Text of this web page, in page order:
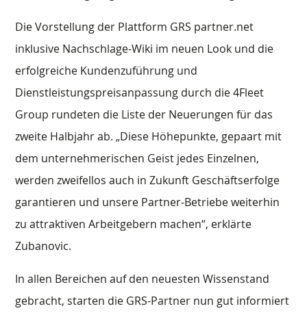
Die Vorstellung der Plattform GRS partner.net
inklusive Nachschlage-Wiki im neuen Look und die
erfolgreiche Kundenzuführung und
Dienstleistungspreisanpassung durch die 4Fleet
Group rundeten die Liste der Neuerungen für das
zweite Halbjahr ab. „Diese Höhepunkte, gepaart mit
dem unternehmerischen Geist jedes Einzelnen,
werden zweifellos auch in Zukunft Geschäftserfolge
garantieren und unsere Partner-Betriebe weiterhin
zu attraktiven Arbeitgebern machen“, erklärte
Zubanovic.
In allen Bereichen auf den neuesten Wissenstand
gebracht, starten die GRS-Partner nun gut informiert